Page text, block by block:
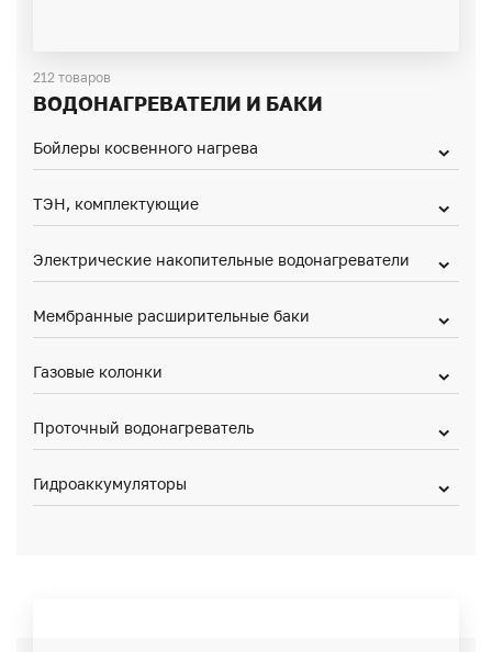
212 товаров
ВОДОНАГРЕВАТЕЛИ И БАКИ
Бойлеры косвенного нагрева
ТЭН, комплектующие
Электрические накопительные водонагреватели
Мембранные расширительные баки
Газовые колонки
Проточный водонагреватель
Гидроаккумуляторы